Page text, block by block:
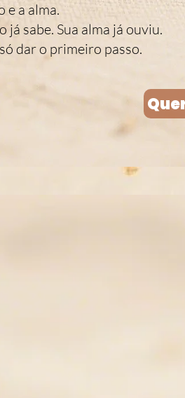
e a alma.
já sabe. Sua alma já ouviu.
dar o primeiro passo.